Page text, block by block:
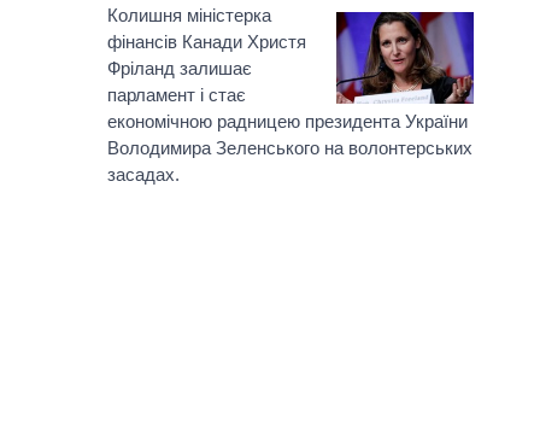
ДАЙДЖЕСТИ
ВЕРХОВНА РАДА
КАБІНЕТ МІНІСТРІВ
ГОЛОВИ ОБЛАДМІНІСТРАЦІЙ
МЕРИ МІСТ
ВСІ ПЕРСОНИ
ПІДТРИМАТИ
ПОРІВНЯННЯ ПОЛІТИКІВ
Колишня міністерка
фінансів Канади Христя
Фріланд залишає
парламент і стає
економічною радницею президента України
Володимира Зеленського на волонтерських
засадах.